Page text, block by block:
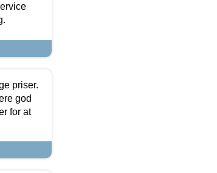
priser.
god
for at